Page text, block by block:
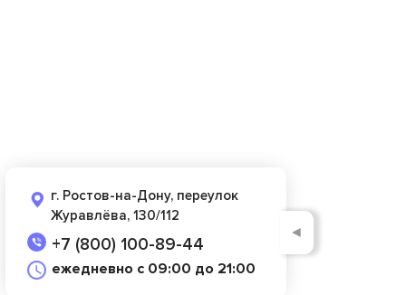
г. Ростов-на-Дону, переулок
Журавлёва, 130/112
+7 (800) 100-89-44
ежедневно с 09:00 до 21:00
◄